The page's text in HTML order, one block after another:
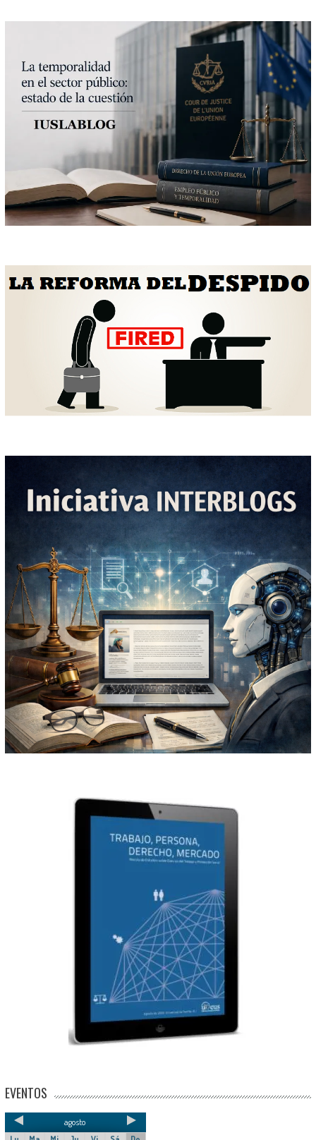
EVENTOS
agosto